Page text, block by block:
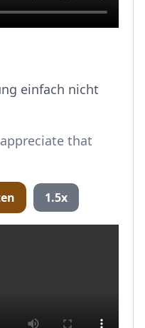
einfach nicht
that
1.5x